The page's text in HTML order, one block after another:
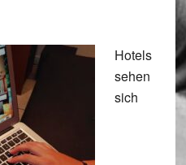
Hotels
sehen
sich